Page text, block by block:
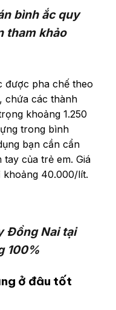
bình ắc quy
tham khảo
được pha chế theo
chứa các thành
khoảng 1.250
trong bình
bạn cần cẩn
của trẻ em. Giá
40.000/lít.
Đồng Nai tại
100%
ở đâu tốt